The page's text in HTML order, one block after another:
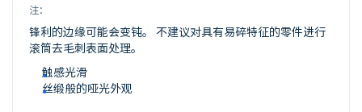
注：
锋利的边缘可能会变钝。 不建议对具有易碎特征的零件进行
滚筒去毛刺表面处理。
触感光滑
丝缎般的哑光外观